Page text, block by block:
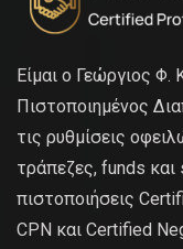
Είμαι ο Γεώργιος Φ.
Πιστοποιημένος
τις ρυθμίσεις
τράπεζες, funds
πιστοποιήσεις
CPN και Certified